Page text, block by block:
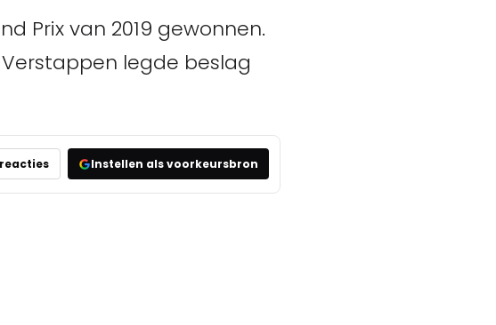
Prix van 2019 gewonnen.
legde beslag
reacties Instellen als voorkeursbron